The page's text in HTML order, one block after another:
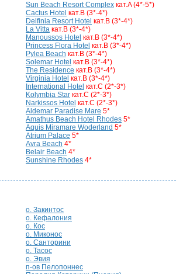
Sun Beach Resort Complex кат.A (4*-5*)
Cactus Hotel кат.B (3*-4*)
Delfinia Resort Hotel кат.B (3*-4*)
La Vitta кат.B (3*-4*)
Manoussos Hotel кат.B (3*-4*)
Princess Flora Hotel кат.B (3*-4*)
Pylea Beach кат.B (3*-4*)
Solemar Hotel кат.B (3*-4*)
The Residence кат.B (3*-4*)
Virginia Hotel кат.B (3*-4*)
International Hotel кат.C (2*-3*)
Kolymbia Star кат.C (2*-3*)
Narkissos Hotel кат.C (2*-3*)
Aldemar Paradise Mare 5*
Amathus Beach Hotel Rhodes 5*
Aquis Miramare Woderland 5*
Atrium Palace 5*
Avra Beach 4*
Belair Beach 4*
Sunshine Rhodes 4*
о. Закинтос
о. Кефалония
о. Кос
о. Миконос
о. Санторини
о. Тасос
о. Эвия
п-ов Пелопоннес